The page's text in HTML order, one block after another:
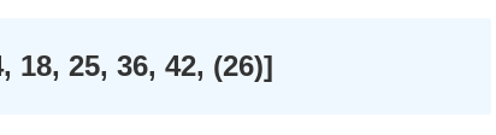
18, 25, 36, 42, (26)]